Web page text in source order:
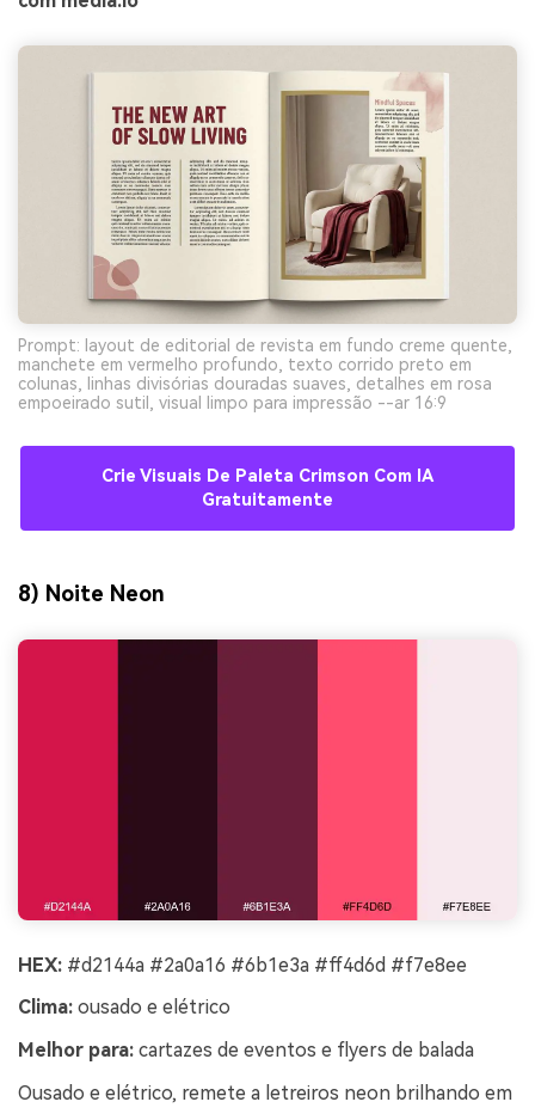
Prompt: layout de editorial de revista em fundo creme quente,
manchete em vermelho profundo, texto corrido preto em
colunas, linhas divisórias douradas suaves, detalhes em rosa
empoeirado sutil, visual limpo para impressão --ar 16:9
Crie Visuais De Paleta Crimson Com IA
Gratuitamente
8) Noite Neon
HEX: #d2144a #2a0a16 #6b1e3a #ff4d6d #f7e8ee
Clima: ousado e elétrico
Melhor para: cartazes de eventos e flyers de balada
Ousado e elétrico, remete a letreiros neon brilhando em